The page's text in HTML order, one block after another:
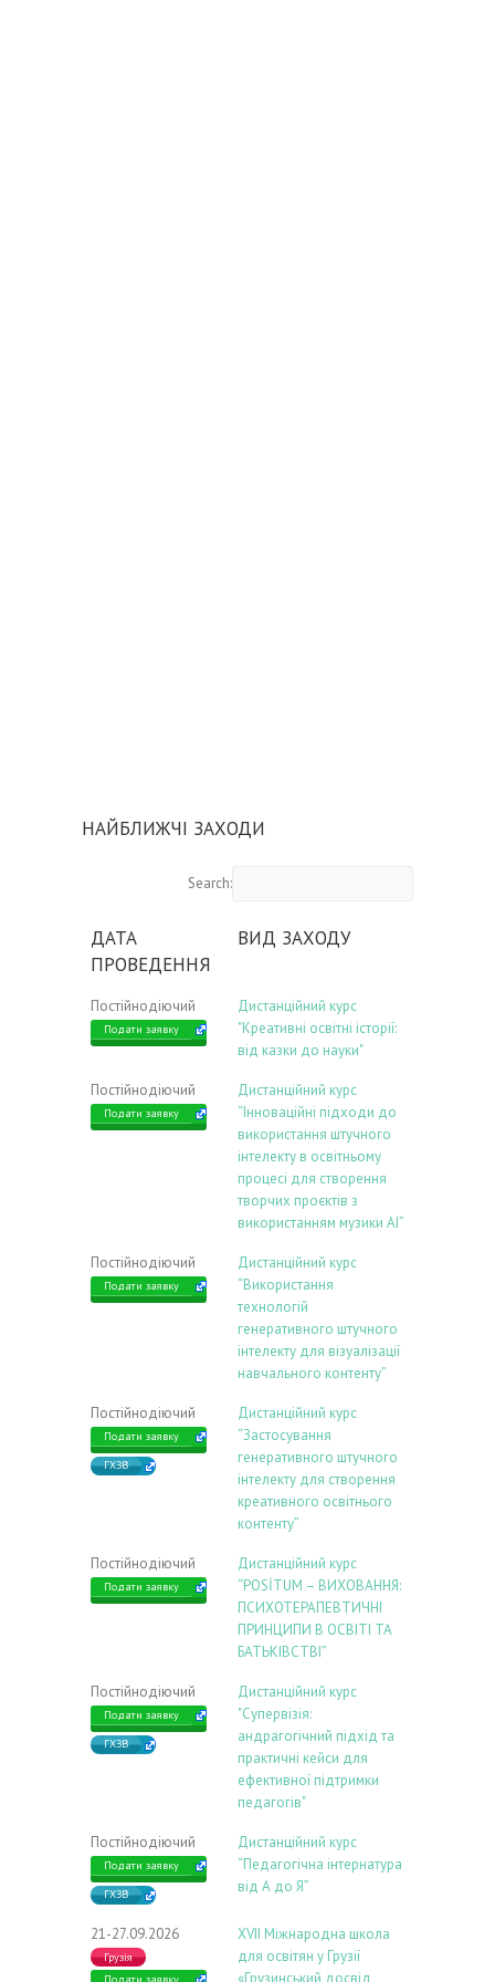
НАЙБЛИЖЧІ ЗАХОДИ
Search:
ДАТА
ПРОВЕДЕННЯ
ВИД ЗАХОДУ
Постійнодіючий
Подати заявку
Дистанційний курс
"Креативні освітні історії:
від казки до науки"
Постійнодіючий
Подати заявку
Дистанційний курс
“Інноваційні підходи до
використання штучного
інтелекту в освітньому
процесі для створення
творчих проєктів з
використанням музики АІ”
Постійнодіючий
Подати заявку
Дистанційний курс
“Використання
технологій
генеративного штучного
інтелекту для візуалізації
навчального контенту”
Постійнодіючий
Подати заявку
ГХЗВ
Дистанційний курс
“Застосування
генеративного штучного
інтелекту для створення
креативного освітнього
контенту”
Постійнодіючий
Подати заявку
Дистанційний курс
“POSİTUM – ВИХОВАННЯ:
ПСИХОТЕРАПЕВТИЧНІ
ПРИНЦИПИ В ОСВІТІ ТА
БАТЬКІВСТВІ”
Постійнодіючий
Подати заявку
ГХЗВ
Дистанційний курс
"Супервізія:
андрагогічний підхід та
практичні кейси для
ефективної підтримки
педагогів"
Постійнодіючий
Подати заявку
ГХЗВ
Дистанційний курс
“Педагогічна інтернатура
від А до Я”
21-27.09.2026
Грузія
ХVIІ Міжнародна школа
для освітян у Грузії
«Грузинський досвід